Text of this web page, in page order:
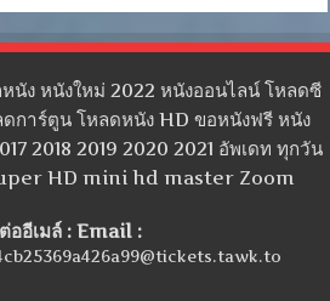
นัง หนังใหม่ 2022 หนังออนไลน์ โหลดซี
การ์ตูน โหลดหนัง HD ขอหนังฟรี หนัง
2018 2019 2020 2021 อัพเดท ทุกวัน
HD mini hd master Zoom
ออีเมล์ : Email :